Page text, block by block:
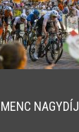
NAGYDÍJ